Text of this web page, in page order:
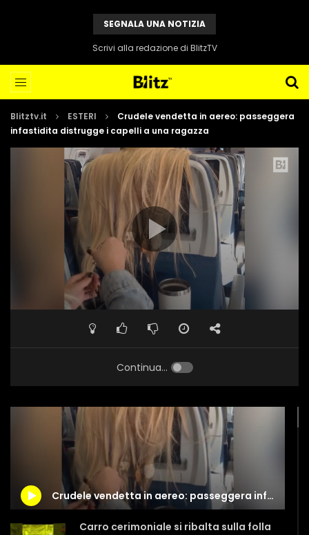
SEGNALA UNA NOTIZIA
Scrivi alla redazione di BlitzTV
Blitztv.it ESTERI
Crudele vendetta in aereo: passeggera
infastidita distrugge i capelli a una ragazza
Continua...
Crudele vendetta in aereo: passeggera infastidita distrugge i capelli a una ragazza
Carro cerimoniale si ribalta sulla folla